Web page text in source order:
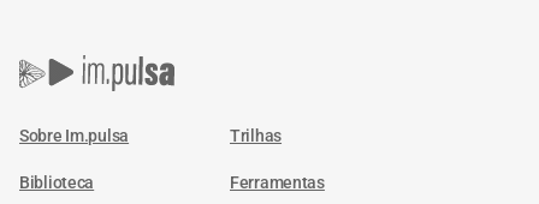
Sobre Im.pulsa Trilhas
Biblioteca Ferramentas